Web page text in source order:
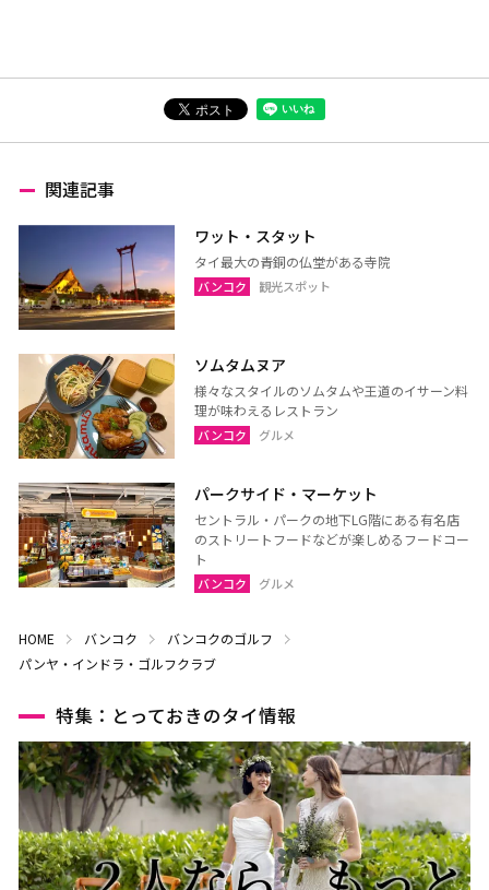
関連記事
ワット・スタット
タイ最大の青銅の仏堂がある寺院
バンコク 観光スポット
ソムタムヌア
様々なスタイルのソムタムや王道のイサーン料
理が味わえるレストラン
バンコク グルメ
パークサイド・マーケット
セントラル・パークの地下LG階にある有名店
のストリートフードなどが楽しめるフードコー
ト
バンコク グルメ
HOME バンコク
バンコクのゴルフ
パンヤ・インドラ・ゴルフクラブ
特集：とっておきのタイ情報